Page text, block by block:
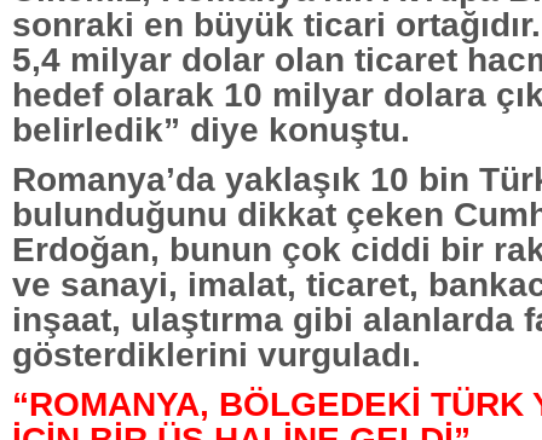
sonraki en büyük ticari ortağıdır.
5,4 milyar dolar olan ticaret
hedef olarak 10 milyar dolara
belirledik” diye konuştu.
Romanya’da yaklaşık 10 bin
bulunduğunu dikkat çeken
Erdoğan, bunun çok ciddi bir
ve sanayi, imalat, ticaret,
inşaat, ulaştırma gibi alanlarda
gösterdiklerini vurguladı.
“ROMANYA, BÖLGEDEKİ TÜRK